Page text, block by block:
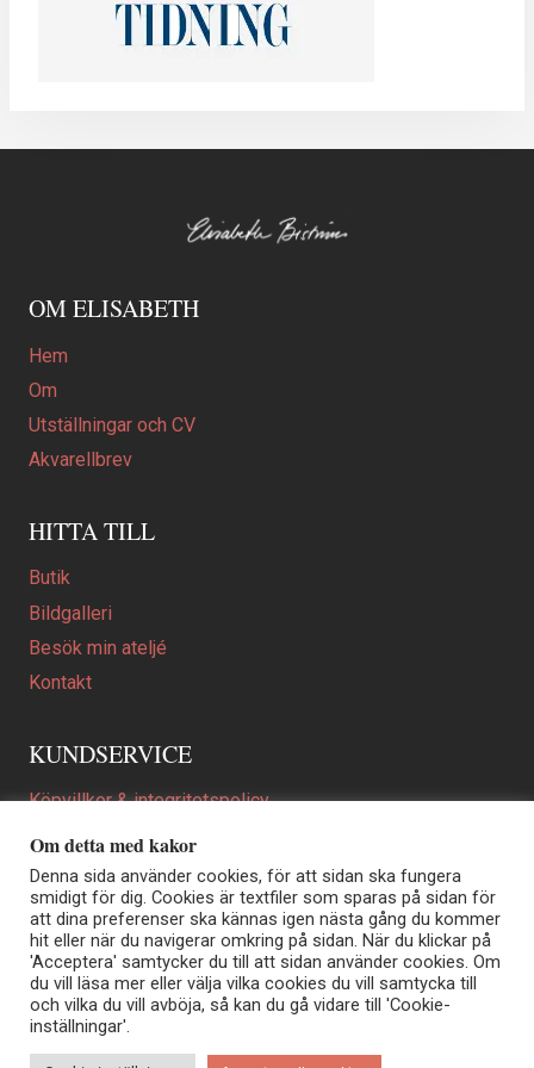
OM ELISABETH
Hem
Om
Utställningar och CV
Akvarellbrev
HITTA TILL
Butik
Bildgalleri
Besök min ateljé
Kontakt
KUNDSERVICE
Köpvillkor & integritetspolicy
Att beställa ett personligt utformat konstverk
En personligare gåva
FAQ
Elisabeth Biström | Akvarellkonstnär | Norrtälje
Sjöängstorpet AB, org.nr 556373-5447
Om detta med kakor
Denna sida använder cookies, för att sidan ska fungera
smidigt för dig. Cookies är textfiler som sparas på sidan för
att dina preferenser ska kännas igen nästa gång du kommer
hit eller när du navigerar omkring på sidan. När du klickar på
'Acceptera' samtycker du till att sidan använder cookies. Om
du vill läsa mer eller välja vilka cookies du vill samtycka till
och vilka du vill avböja, så kan du gå vidare till 'Cookie-
inställningar'.